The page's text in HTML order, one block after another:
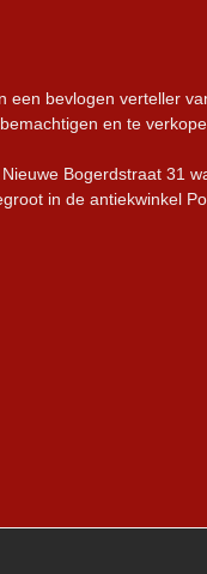
een bevlogen verteller
en te
Bogerdstraat 31
in de antiekwinkel